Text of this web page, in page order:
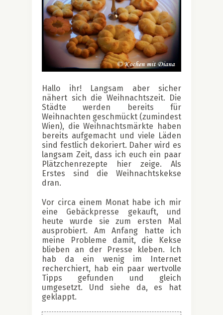
Hallo ihr! Langsam aber sicher
nähert sich die Weihnachtszeit. Die
Städte werden bereits für
Weihnachten geschmückt (zumindest
Wien), die Weihnachtsmärkte haben
bereits aufgemacht und viele Läden
sind festlich dekoriert. Daher wird es
langsam Zeit, dass ich euch ein paar
Plätzchenrezepte hier zeige. Als
Erstes sind die Weihnachtskekse
dran.
Vor circa einem Monat habe ich mir
eine Gebäckpresse gekauft, und
heute wurde sie zum ersten Mal
ausprobiert. Am Anfang hatte ich
meine Probleme damit, die Kekse
blieben an der Presse kleben. Ich
hab da ein wenig im Internet
recherchiert, hab ein paar wertvolle
Tipps gefunden und gleich
umgesetzt. Und siehe da, es hat
geklappt.